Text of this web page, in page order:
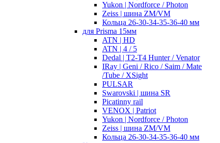
Yukon | Nordforce / Photon
Zeiss | шина ZM/VM
Кольца 26-30-34-35-36-40 мм
для Prisma 15мм
ATN | HD
ATN | 4 / 5
Dedal | T2-T4 Hunter / Venator
IRay | Geni / Rico / Saim / Mate
/Tube / XSight
PULSAR
Swarovski | шина SR
Picatinny rail
VENOX | Patriot
Yukon | Nordforce / Photon
Zeiss | шина ZM/VM
Кольца 26-30-34-35-36-40 мм